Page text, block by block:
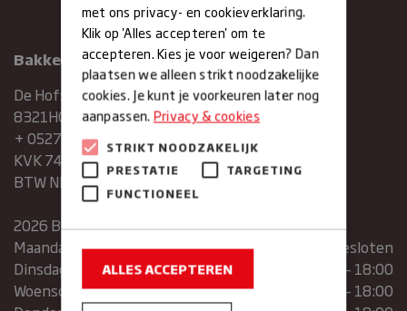
Bakkerij Maxima
De Hofstee 1
8321HG Urk
+ 0527683454
KVK 74286293
BTW NR. NL859839151B01
2026 Bakkerij Maxima
Maandag
gesloten
Dinsdag
07:30 – 13:00 | 14:00 – 18:00
Woensdag
07:30 – 13:00 | 14:00 – 18:00
met ons privacy- en cookieverklaring.
Klik op 'Alles accepteren' om te
accepteren. Kies je voor weigeren? Dan
plaatsen we alleen strikt noodzakelijke
cookies. Je kunt je voorkeuren later nog
aanpassen.Privacy & cookies
STRIKT NOODZAKELIJK
PRESTATIE
TARGETING
FUNCTIONEEL
ALLES ACCEPTEREN